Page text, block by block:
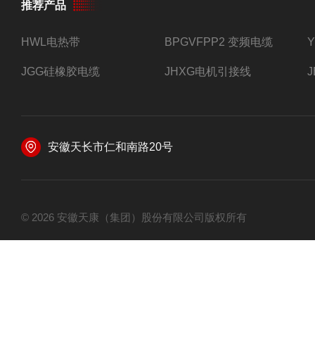
推荐产品
HWL电热带 BPGVFPP2 变频电缆
JGG硅橡胶电缆 JHXG电机引接线
安徽天长市仁和南路20号
© 2026 安徽天康（集团）股份有限公司版权所有